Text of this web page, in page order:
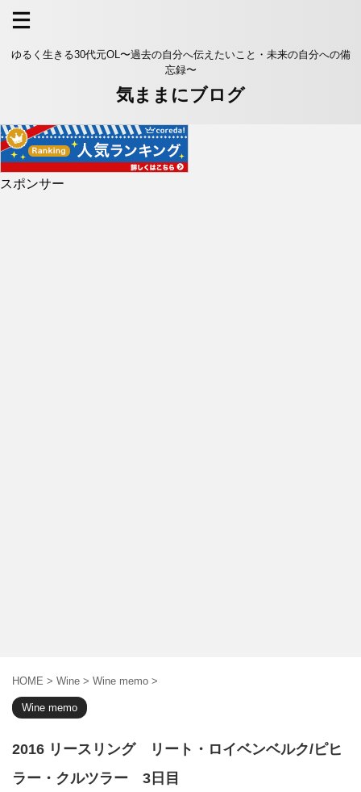
ゆるく生きる30代元OL〜過去の自分へ伝えたいこと・未来の自分への備
忘録〜
気ままにブログ
スポンサー
HOME > Wine > Wine memo >
Wine memo
2016 リースリング リート・ロイベンベルク/ピヒ
ラー・クルツラー 3日目